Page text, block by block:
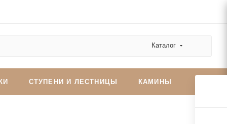
Каталог
СТУПЕНИ И ЛЕСТНИЦЫ КАМИНЫ